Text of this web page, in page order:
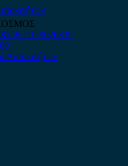
210 9026839